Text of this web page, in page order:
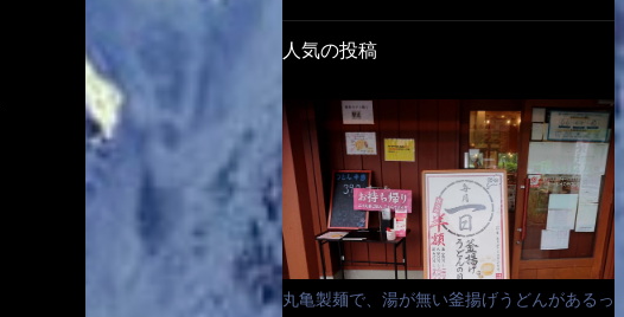
人気の投稿
丸亀製麺で、湯が無い釜揚げうどんがあるっ